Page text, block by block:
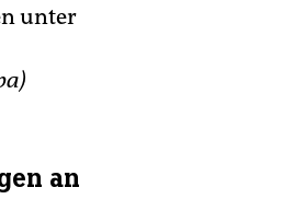
unter
an